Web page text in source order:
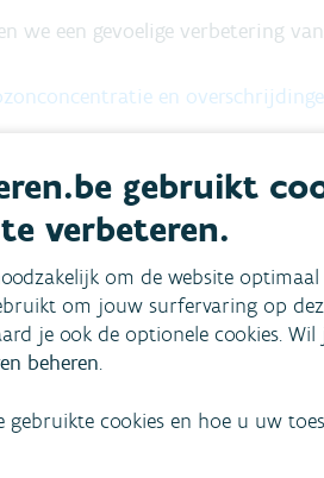
we een gevoelige verbetering
en
bent voor
... zijn
in de buitenlucht tussen 12
buitenlucht.
microgram/m³) wordt
informatie over de
gebruikt
verbeteren.
om de website
om jouw surfervaring op
je ook de optionele cookies.
beheren.
gebruikte cookies en hoe u uw